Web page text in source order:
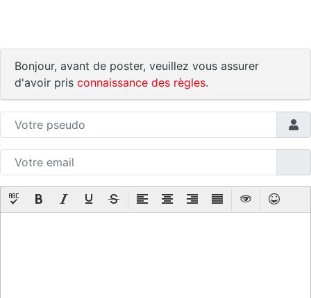
Bonjour, avant de poster, veuillez vous assurer
d'avoir pris connaissance des règles.